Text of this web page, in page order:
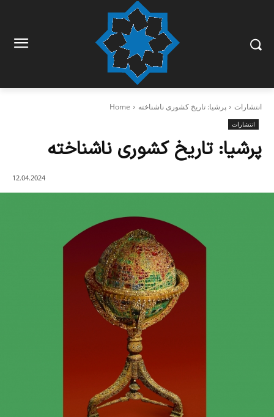
Home انتشارات پرشیا: تاریخ کشوری ناشناخته
انتشارات
پرشیا: تاریخ کشوری ناشناخته
12.04.2024